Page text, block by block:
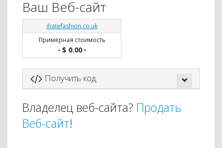
Ваш Веб-сайт
ihatefashion.co.uk
Примерная стоимость
• $ 0.00•
Получить код
Владелец веб-сайта? Продать
Веб-сайт!